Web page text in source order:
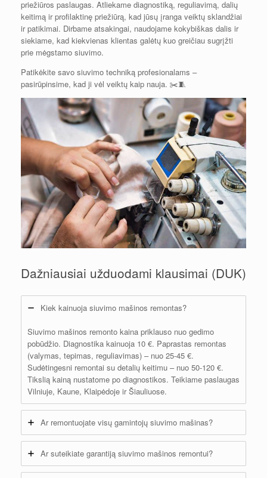
priežiūros paslaugas. Atliekame diagnostiką, reguliavimą, dalių
keitimą ir profilaktinę priežiūrą, kad jūsų įranga veiktų sklandžiai
ir patikimai. Dirbame atsakingai, naudojame kokybiškas dalis ir
siekiame, kad kiekvienas klientas galėtų kuo greičiau sugrįžti
prie mėgstamo siuvimo.
Patikėkite savo siuvimo techniką profesionalams –
pasirūpinsime, kad ji vėl veiktų kaip nauja. ✂️🧵
Dažniausiai užduodami klausimai (DUK)
Kiek kainuoja siuvimo mašinos remontas?
Siuvimo mašinos remonto kaina priklauso nuo gedimo
pobūdžio. Diagnostika kainuoja 10 €. Paprastas remontas
(valymas, tepimas, reguliavimas) – nuo 25-45 €.
Sudėtingesni remontai su detalių keitimu – nuo 50-120 €.
Tikslią kainą nustatome po diagnostikos. Teikiame paslaugas
Vilniuje, Kaune, Klaipėdoje ir Šiauliuose.
Ar remontuojate visų gamintojų siuvimo mašinas?
Ar suteikiate garantiją siuvimo mašinos remontui?